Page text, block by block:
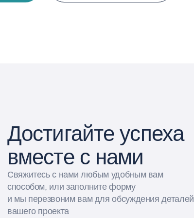
Достигайте успеха
вместе с нами
Свяжитесь с нами любым удобным вам
способом, или заполните форму
и мы перезвоним вам для обсуждения деталей
вашего проекта